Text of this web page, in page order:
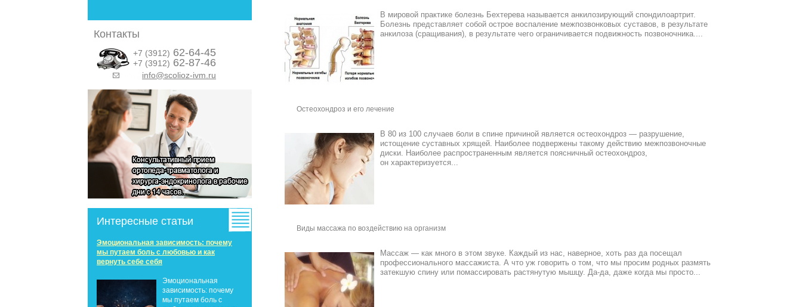
Контакты
+7 (3912) 62-64-45
+7 (3912) 62-87-46
info@scolioz-ivm.ru
Интересные статьи
Эмоциональная зависимость: почему
мы путаем боль с любовью и как
вернуть себе себя
Эмоциональная
зависимость: почему
мы путаем боль с
В мировой практике болезнь Бехтерева называется анкилозирующий спондилоартрит.
Болезнь представляет собой острое воспаление межпозвонковых суставов, в результате
анкилоза (сращивания), в результате чего ограничивается подвижность позвоночника....
Остеохондроз и его лечение
В 80 из 100 случаев боли в спине причиной является остеохондроз — разрушение,
истощение суставных хрящей. Наиболее подвержены такому действию межпозвоночные
диски. Наиболее распространенным является поясничный остеохондроз,
он характеризуется...
Виды массажа по воздействию на организм
Массаж — как много в этом звуке. Каждый из нас, наверное, хоть раз да посещал
профессионального массажиста. А что уж говорить о том, что мы просим родных размять
затекшую спину или помассировать растянутую мышцу. Да-да, даже когда мы просто...